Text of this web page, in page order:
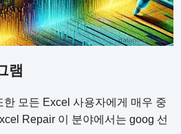
램
한 모든 Excel 사용자에게 매우 중
Repair 이 분야에서는 goog 선